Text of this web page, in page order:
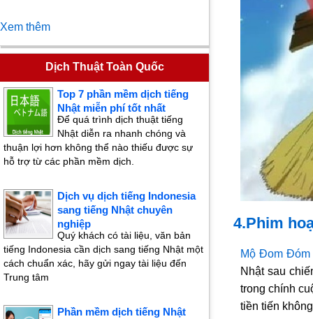
4.Phim
Mộ Đom Đóm
Nhật sau
trong chính
tiền tiến
Xem thêm
Dịch Thuật Toàn Quốc
Top 7 phần mềm dịch tiếng
Nhật miễn phí tốt nhất
Để quá trình dịch thuật tiếng
Nhật diễn ra nhanh chóng và
thuận lợi hơn không thể nào thiếu được sự
hỗ trợ từ các phần mềm dịch.
Dịch vụ dịch tiếng Indonesia
sang tiếng Nhật chuyên
nghiệp
Quý khách có tài liệu, văn bản
tiếng Indonesia cần dịch sang tiếng Nhật một
cách chuẩn xác, hãy gửi ngay tài liệu đến
Trung tâm
Phần mềm dịch tiếng Nhật